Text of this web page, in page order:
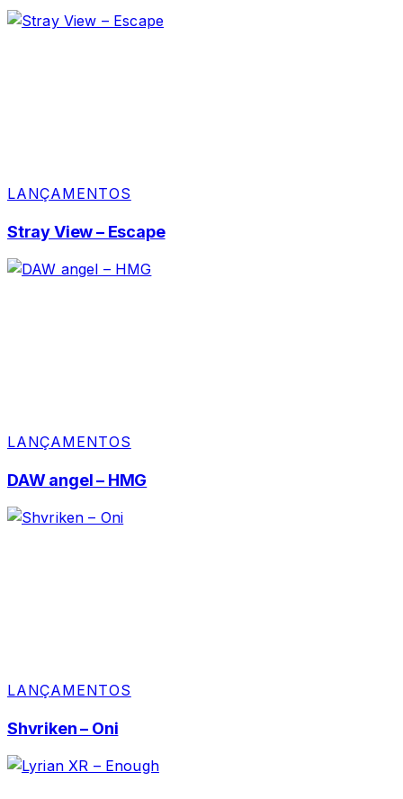
LANÇAMENTOS
Stray View – Escape
LANÇAMENTOS
DAW angel – HMG
LANÇAMENTOS
Shvriken – Oni